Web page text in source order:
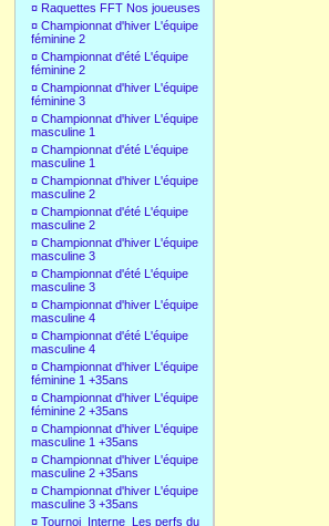
¤ Raquettes FFT Nos joueuses
¤ Championnat d'hiver L'équipe
féminine 2
¤ Championnat d'été L'équipe
féminine 2
¤ Championnat d'hiver L'équipe
féminine 3
¤ Championnat d'hiver L'équipe
masculine 1
¤ Championnat d'été L'équipe
masculine 1
¤ Championnat d'hiver L'équipe
masculine 2
¤ Championnat d'été L'équipe
masculine 2
¤ Championnat d'hiver L'équipe
masculine 3
¤ Championnat d'été L'équipe
masculine 3
¤ Championnat d'hiver L'équipe
masculine 4
¤ Championnat d'été L'équipe
masculine 4
¤ Championnat d'hiver L'équipe
féminine 1 +35ans
¤ Championnat d'hiver L'équipe
féminine 2 +35ans
¤ Championnat d'hiver L'équipe
masculine 1 +35ans
¤ Championnat d'hiver L'équipe
masculine 2 +35ans
¤ Championnat d'hiver L'équipe
masculine 3 +35ans
¤ Tournoi_Interne_Les perfs du